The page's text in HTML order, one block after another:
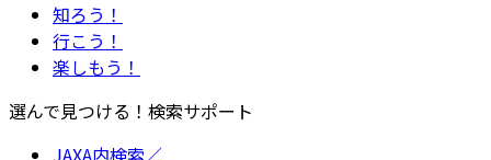
知ろう！
行こう！
楽しもう！
選んで見つける！検索サポート
JAXA内検索／